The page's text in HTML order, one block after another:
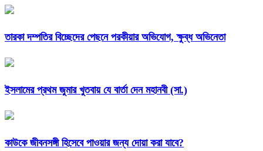
তারকা দম্পতির বিচ্ছেদের পেছনে পরকীয়ার অভিযোগ, ক্ষুব্ধ অভিনেতা
ইসলামের প্রথম জুমার খুতবায় যে বার্তা দেন মহানবী (সা.)
কাউকে জীবনসঙ্গী হিসেবে পাওয়ার জন্য দোয়া করা যাবে?